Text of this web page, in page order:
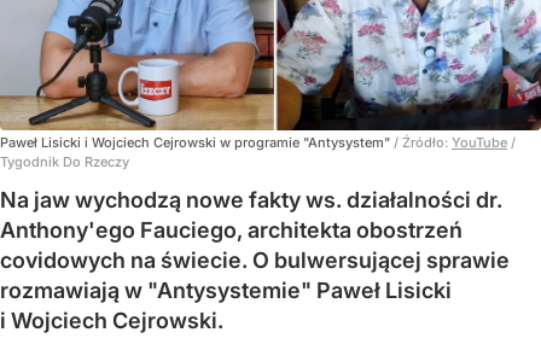
Paweł Lisicki i Wojciech Cejrowski w programie "Antysystem" / Źródło: YouTube /
Tygodnik Do Rzeczy
Na jaw wychodzą nowe fakty ws. działalności dr.
Anthony'ego Fauciego, architekta obostrzeń
covidowych na świecie. O bulwersującej sprawie
rozmawiają w "Antysystemie" Paweł Lisicki
i Wojciech Cejrowski.